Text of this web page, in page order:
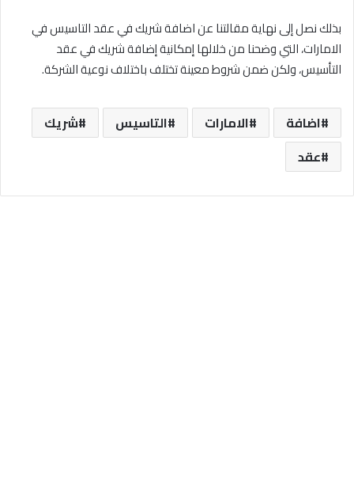
بذلك نصل إلى نهاية مقالتنا عن اضافة شريك في عقد التاسيس في
الامارات، التي وضحنا من خلالها إمكانية إضافة شريك في عقد
التأسيس، ولكن ضمن شروط معينة تختلف باختلاف نوعية الشركة.
اضافة الامارات التاسيس
شريك
عقد